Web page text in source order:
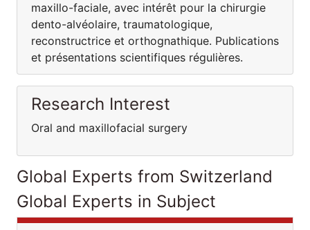
maxillo-faciale, avec intérêt pour la chirurgie
dento-alvéolaire, traumatologique,
reconstructrice et orthognathique. Publications
et présentations scientifiques régulières.
Research Interest
Oral and maxillofacial surgery
Global Experts from Switzerland
Global Experts in Subject